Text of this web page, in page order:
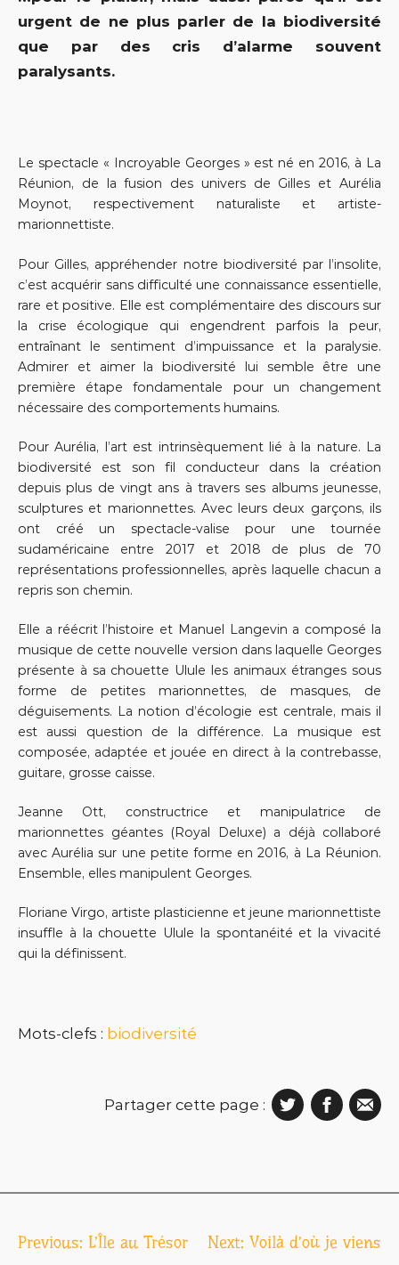
urgent de ne plus parler de la biodiversité
que par des cris d’alarme souvent
paralysants.
Le spectacle « Incroyable Georges » est né en 2016, à La
Réunion, de la fusion des univers de Gilles et Aurélia
Moynot, respectivement naturaliste et artiste-
marionnettiste.
Pour Gilles, appréhender notre biodiversité par l’insolite,
c’est acquérir sans difficulté une connaissance essentielle,
rare et positive. Elle est complémentaire des discours sur
la crise écologique qui engendrent parfois la peur,
entraînant le sentiment d’impuissance et la paralysie.
Admirer et aimer la biodiversité lui semble être une
première étape fondamentale pour un changement
nécessaire des comportements humains.
Pour Aurélia, l’art est intrinsèquement lié à la nature. La
biodiversité est son fil conducteur dans la création
depuis plus de vingt ans à travers ses albums jeunesse,
sculptures et marionnettes. Avec leurs deux garçons, ils
ont créé un spectacle-valise pour une tournée
sudaméricaine entre 2017 et 2018 de plus de 70
représentations professionnelles, après laquelle chacun a
repris son chemin.
Elle a réécrit l’histoire et Manuel Langevin a composé la
musique de cette nouvelle version dans laquelle Georges
présente à sa chouette Ulule les animaux étranges sous
forme de petites marionnettes, de masques, de
déguisements. La notion d’écologie est centrale, mais il
est aussi question de la différence. La musique est
composée, adaptée et jouée en direct à la contrebasse,
guitare, grosse caisse.
Jeanne Ott, constructrice et manipulatrice de
marionnettes géantes (Royal Deluxe) a déjà collaboré
avec Aurélia sur une petite forme en 2016, à La Réunion.
Ensemble, elles manipulent Georges.
Floriane Virgo, artiste plasticienne et jeune marionnettiste
insuffle à la chouette Ulule la spontanéité et la vivacité
qui la définissent.
Mots-clefs : biodiversité
Partager cette page :
Navigation
Previous: L’Île au Trésor Next: Voilà d’où je viens